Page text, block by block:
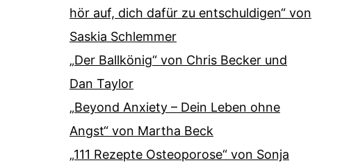
hör auf, dich dafür zu entschuldigen“ von
Saskia Schlemmer
„Der Ballkönig“ von Chris Becker und
Dan Taylor
„Beyond Anxiety – Dein Leben ohne
Angst“ von Martha Beck
„111 Rezepte Osteoporose“ von Sonja